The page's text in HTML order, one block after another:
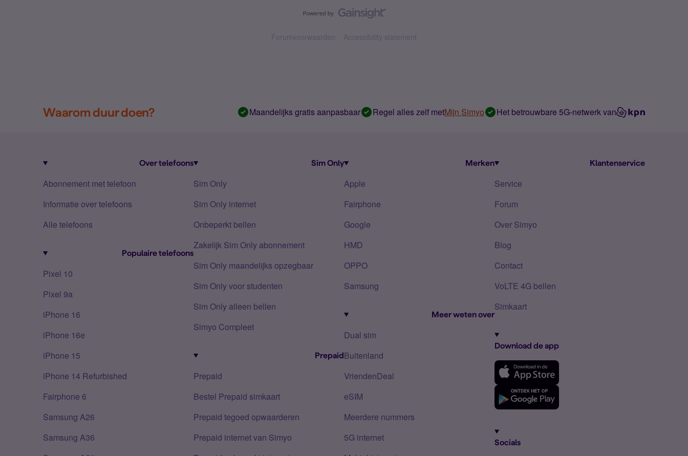
Forumvoorwaarden Accessibility statement
Waarom duur doen? Maandelijks gratis aanpasbaar Regel alles zelf metMijn Simyo Het betrouwbare 5G-netwerk van
Over telefoons
Abonnement met telefoon
Informatie over telefoons
Alle telefoons
Populaire telefoons
Pixel 10
Pixel 9a
iPhone 16
iPhone 16e
iPhone 15
iPhone 14 Refurbished
Fairphone 6
Samsung A26
Samsung A36
Sim Only
Sim Only
Sim Only internet
Onbeperkt bellen
Zakelijk Sim Only abonnement
Sim Only maandelijks opzegbaar
Sim Only voor studenten
Sim Only alleen bellen
Simyo Compleet
Prepaid
Prepaid
Bestel Prepaid simkaart
Prepaid tegoed opwaarderen
Prepaid internet van Simyo
Merken
Apple
Fairphone
Google
HMD
OPPO
Samsung
Meer weten over
Dual sim
Buitenland
VriendenDeal
eSIM
Meerdere nummers
5G internet
Klantenservice
Service
Forum
Over Simyo
Blog
Contact
VoLTE 4G bellen
Simkaart
Download de app
Socials